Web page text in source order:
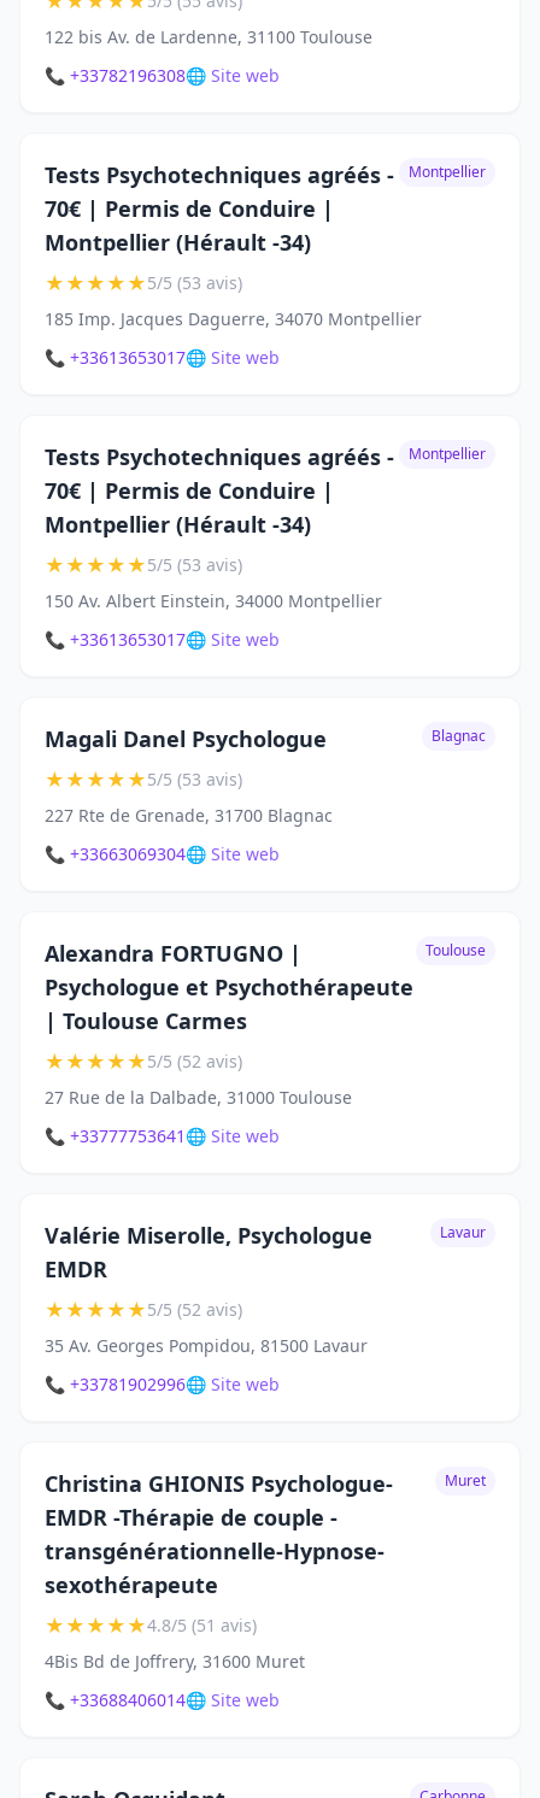
122 bis Av. de Lardenne, 31100 Toulouse
📞 +33782196308🌐 Site web
Tests Psychotechniques agréés -
70€ | Permis de Conduire |
Montpellier (Hérault -34)
Montpellier
★★★★★5/5 (53 avis)
185 Imp. Jacques Daguerre, 34070 Montpellier
📞 +33613653017🌐 Site web
Tests Psychotechniques agréés -
70€ | Permis de Conduire |
Montpellier (Hérault -34)
Montpellier
★★★★★5/5 (53 avis)
150 Av. Albert Einstein, 34000 Montpellier
📞 +33613653017🌐 Site web
Magali Danel Psychologue Blagnac
★★★★★5/5 (53 avis)
227 Rte de Grenade, 31700 Blagnac
📞 +33663069304🌐 Site web
Alexandra FORTUGNO |
Psychologue et Psychothérapeute
| Toulouse Carmes
Toulouse
★★★★★5/5 (52 avis)
27 Rue de la Dalbade, 31000 Toulouse
📞 +33777753641 🌐 Site web
Valérie Miserolle, Psychologue
EMDR
Lavaur
★★★★★5/5 (52 avis)
35 Av. Georges Pompidou, 81500 Lavaur
📞 +33781902996🌐 Site web
Christina GHIONIS Psychologue-
EMDR -Thérapie de couple -
transgénérationnelle-Hypnose-
sexothérapeute
Muret
★★★★★4.8/5 (51 avis)
4Bis Bd de Joffrery, 31600 Muret
📞 +33688406014🌐 Site web